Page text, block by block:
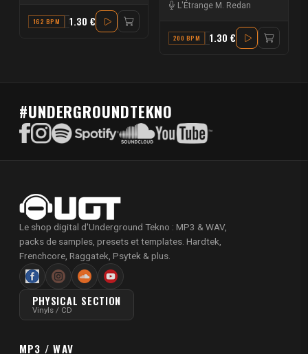
162 BPM D1.30 €
L'Étrange M. Redan
200 BPM E1.30 €
#UNDERGROUNDTEKNO
Le shop digital d'Underground Tekno : MP3 & WAV,
packs de samples, presets et templates. Hardtek,
Frenchcore, Raggatek, Psytek & plus.
PHYSICAL SECTION
Vinyls / CD
MP3 / WAV